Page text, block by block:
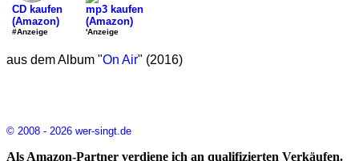
CD kaufen
(Amazon)
#Anzeige
mp3 kaufen
(Amazon)
'Anzeige
aus dem Album "On Air" (2016)
© 2008 - 2026 wer-singt.de
Als Amazon-Partner verdiene ich an qualifizierten Verkäufen.